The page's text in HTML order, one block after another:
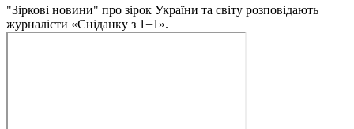
"Зіркові новини" про зірок України та світу розповідають
журналісти «Сніданку з 1+1».